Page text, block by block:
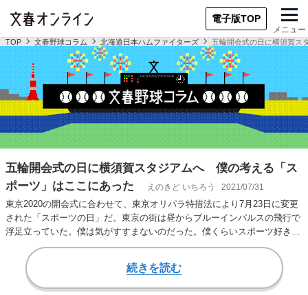
電子版TOP
メニュー
TOP 文春野球コラム 北海道日本ハムファイターズ 五輪開会式の日に横須賀
五輪開会式の日に横須賀スタジアムへ 僕の考える「ス
ポーツ」はここにあった
えのきど いちろう 2021/07/31
東京2020の開会式に合わせて、東京オリパラ特措法により7月23日に変更
された「スポーツの日」だ。東京の街は昼からブルーインパルスの飛行で
浮足立っていた。僕は気がすすまないのだった。僕くらいスポーツ好きの
お調子者も…
続きを読む